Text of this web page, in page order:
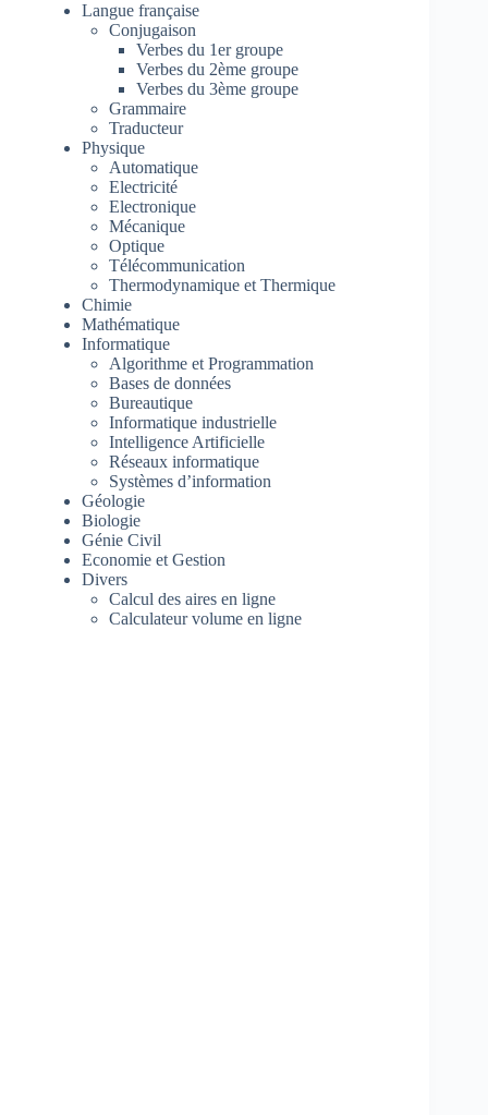
Langue française
Conjugaison
Verbes du 1er groupe
Verbes du 2ème groupe
Verbes du 3ème groupe
Grammaire
Traducteur
Physique
Automatique
Electricité
Electronique
Mécanique
Optique
Télécommunication
Thermodynamique et Thermique
Chimie
Mathématique
Informatique
Algorithme et Programmation
Bases de données
Bureautique
Informatique industrielle
Intelligence Artificielle
Réseaux informatique
Systèmes d’information
Géologie
Biologie
Génie Civil
Economie et Gestion
Divers
Calcul des aires en ligne
Calculateur volume en ligne